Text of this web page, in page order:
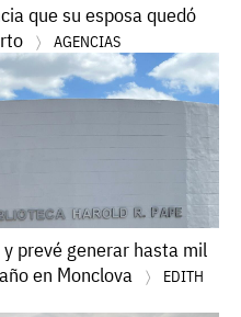
que su esposa quedó
AGENCIAS
prevé generar hasta mil
en Monclova
EDITH